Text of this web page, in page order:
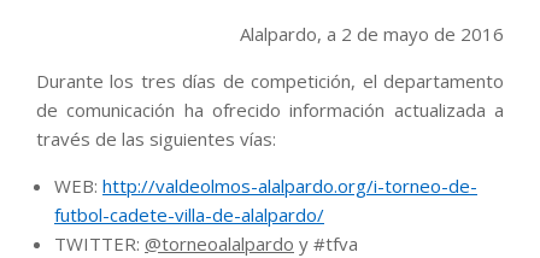
Alalpardo, a 2 de mayo de 2016
Durante los tres días de competición, el departamento
de comunicación ha ofrecido información actualizada a
través de las siguientes vías:
WEB: http://valdeolmos-alalpardo.org/i-torneo-de-
futbol-cadete-villa-de-alalpardo/
TWITTER: @torneoalalpardo y #tfva